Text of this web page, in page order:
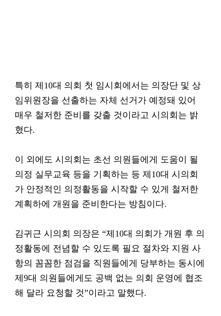
특히 제10대 의회 첫 임시회에서는 의장단 및 상
임위원장을 선출하는 자체 선거가 예정돼 있어
매우 철저한 준비를 갖출 것이라고 시의회는 밝
혔다.
이 외에도 시의회는 초선 의원들에게 도움이 될
의정 실무교육 등을 기획하는 등 제10대 시의회
가 안정적인 의정활동을 시작할 수 있게 철저한
계획하에 개원을 준비한다는 방침이다.
김귀근 시의회 의장은 “제10대 의회가 개원 후 의
정활동에 전념할 수 있도록 필요 절차와 지원 사
항의 꼼꼼한 점검을 직원들에게 당부하는 동시에
제9대 의원들에게도 공백 없는 의회 운영에 협조
해 달라 요청할 것”이라고 말했다.